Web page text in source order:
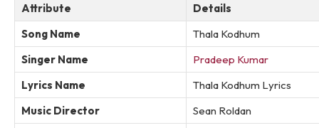
Attribute
Details
Song Name
Thala Kodhum
Singer Name
Pradeep Kumar
Lyrics Name
Thala Kodhum Lyrics
Music Director
Sean Roldan